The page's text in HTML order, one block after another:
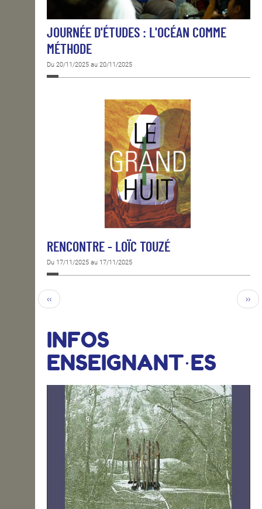
JOURNÉE D'ÉTUDES : L'OCÉAN COMME
MÉTHODE
Du 20/11/2025 au 20/11/2025
RENCONTRE - LOÏC TOUZÉ
Du 17/11/2025 au 17/11/2025
‹‹ ››
INFOS
ENSEIGNANT·ES